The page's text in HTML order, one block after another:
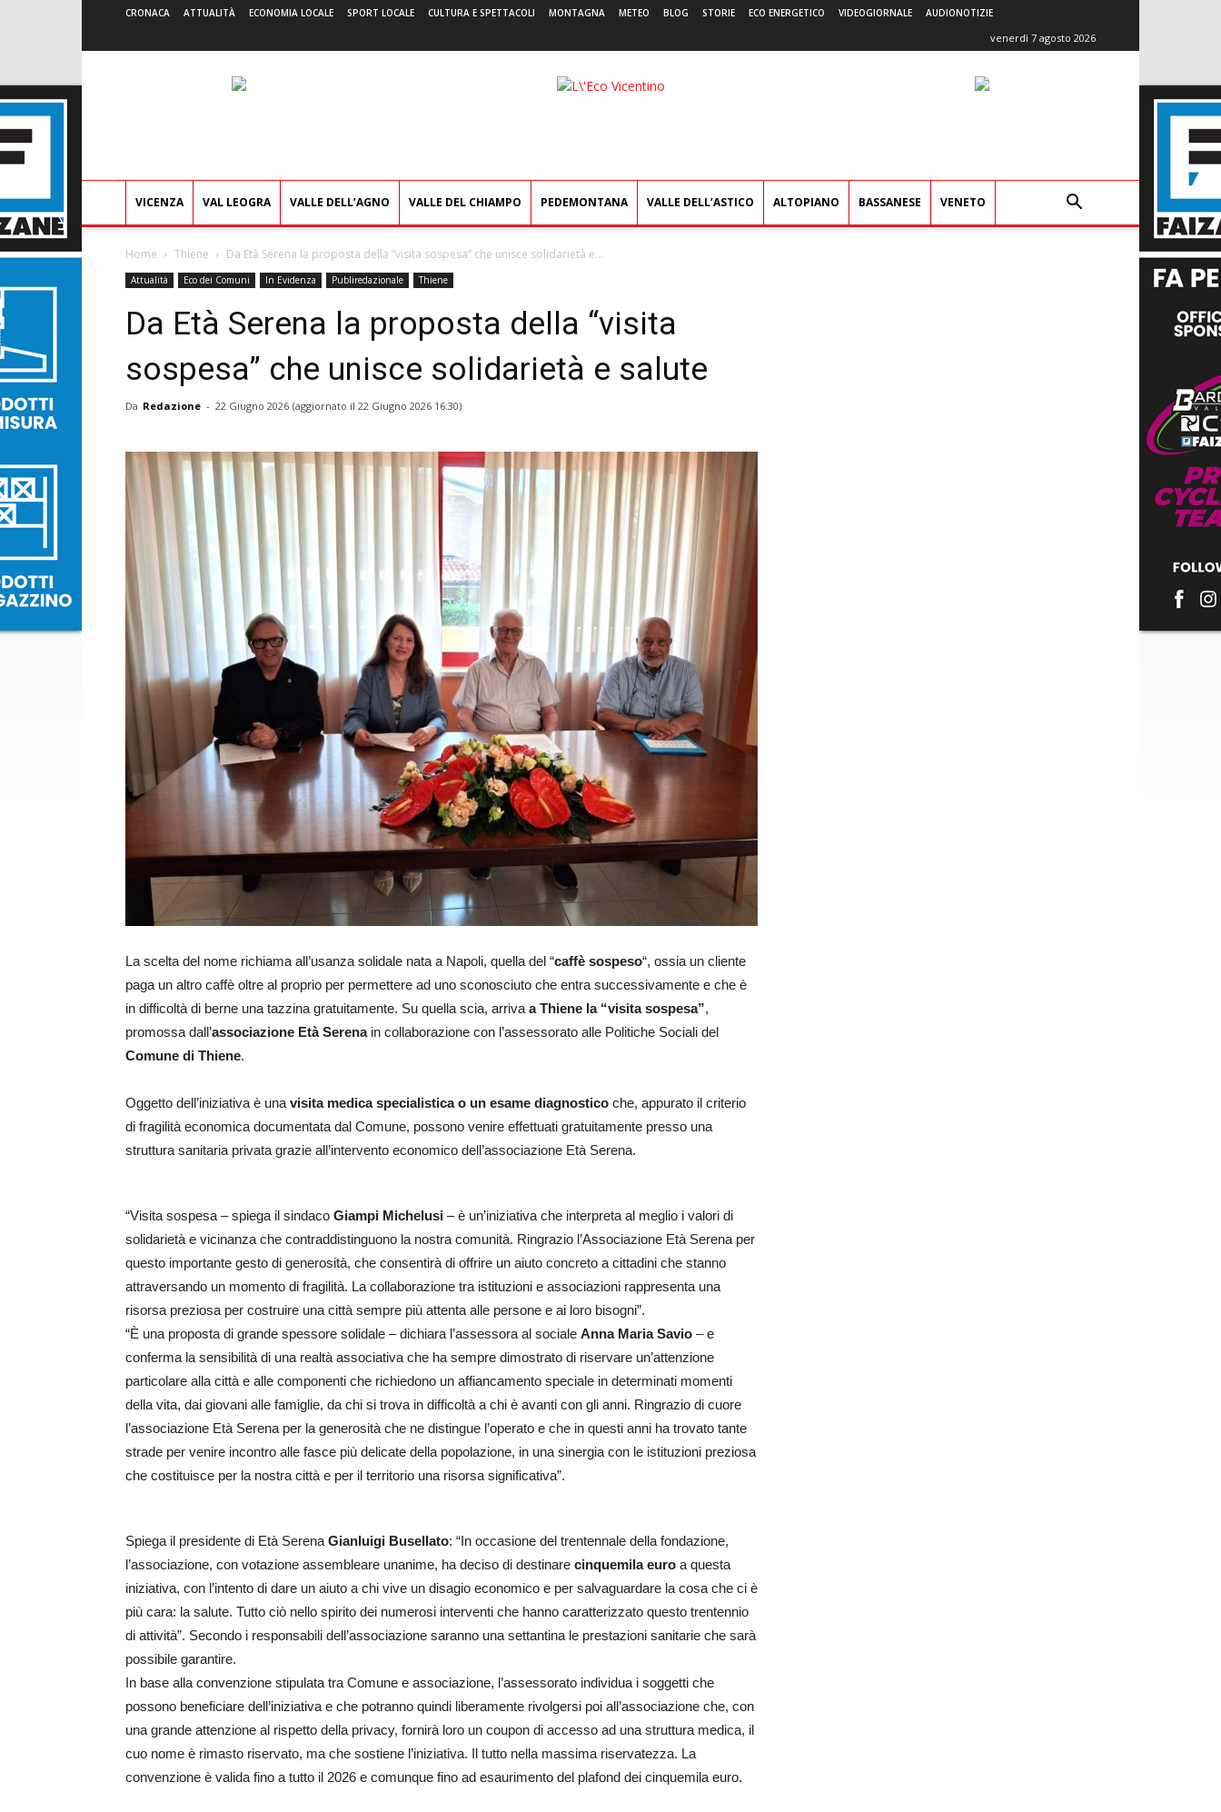
CRONACA ATTUALITÀ ECONOMIA LOCALE SPORT LOCALE CULTURA E SPETTACOLI MONTAGNA METEO BLOG STORIE ECO ENERGETICO VIDEOGIORNALE AUDIONOTIZIE
venerdì 7 agosto 2026
L'Eco
VICENZA VAL LEOGRA VALLE DELL’AGNO VALLE DEL CHIAMPO PEDEMONTANA VALLE DELL’ASTICO ALTOPIANO BASSANESE VENETO
Home Thiene Da Età Serena la proposta della “visita sospesa” che unisce solidarietà e...
Attualità Eco dei Comuni In Evidenza Publiredazionale Thiene
Da Età Serena la proposta della “visita
sospesa” che unisce solidarietà e salute
Da Redazione - 22 Giugno 2026 (aggiornato il 22 Giugno 2026 16:30)
La scelta del nome richiama all’usanza solidale nata a Napoli, quella del “caffè sospeso“, ossia un cliente
paga un altro caffè oltre al proprio per permettere ad uno sconosciuto che entra successivamente e che è
in difficoltà di berne una tazzina gratuitamente. Su quella scia, arriva a Thiene la “visita sospesa”,
promossa dall’associazione Età Serenain collaborazione con l’assessorato alle Politiche Sociali del
Comune di Thiene.
Oggetto dell’iniziativa è una visita medica specialistica o un esame diagnostico che, appurato il criterio
di fragilità economica documentata dal Comune, possono venire effettuati gratuitamente presso una
struttura sanitaria privata grazie all’intervento economico dell’associazione Età Serena.
“Visita sospesa – spiega il sindaco Giampi Michelusi – è un’iniziativa che interpreta al meglio i valori di
solidarietà e vicinanza che contraddistinguono la nostra comunità. Ringrazio l’Associazione Età Serena per
questo importante gesto di generosità, che consentirà di offrire un aiuto concreto a cittadini che stanno
attraversando un momento di fragilità. La collaborazione tra istituzioni e associazioni rappresenta una
risorsa preziosa per costruire una città sempre più attenta alle persone e ai loro bisogni”.
“È una proposta di grande spessore solidale – dichiara l’assessora al sociale Anna Maria Savio – e
conferma la sensibilità di una realtà associativa che ha sempre dimostrato di riservare un’attenzione
particolare alla città e alle componenti che richiedono un affiancamento speciale in determinati momenti
della vita, dai giovani alle famiglie, da chi si trova in difficoltà a chi è avanti con gli anni. Ringrazio di cuore
l’associazione Età Serena per la generosità che ne distingue l’operato e che in questi anni ha trovato tante
strade per venire incontro alle fasce più delicate della popolazione, in una sinergia con le istituzioni preziosa
che costituisce per la nostra città e per il territorio una risorsa significativa”.
Spiega il presidente di Età Serena Gianluigi Busellato: “In occasione del trentennale della fondazione,
l’associazione, con votazione assembleare unanime, ha deciso di destinare cinquemila euro a questa
iniziativa, con l’intento di dare un aiuto a chi vive un disagio economico e per salvaguardare la cosa che ci è
più cara: la salute. Tutto ciò nello spirito dei numerosi interventi che hanno caratterizzato questo trentennio
di attività”. Secondo i responsabili dell’associazione saranno una settantina le prestazioni sanitarie che sarà
possibile garantire.
In base alla convenzione stipulata tra Comune e associazione, l’assessorato individua i soggetti che
possono beneficiare dell’iniziativa e che potranno quindi liberamente rivolgersi poi all’associazione che, con
una grande attenzione al rispetto della privacy, fornirà loro un coupon di accesso ad una struttura medica, il
cuo nome è rimasto riservato, ma che sostiene l’iniziativa. Il tutto nella massima riservatezza. La
convenzione è valida fino a tutto il 2026 e comunque fino ad esaurimento del plafond dei cinquemila euro.